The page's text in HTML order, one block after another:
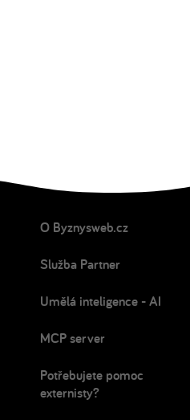
O Byznysweb.cz
Služba Partner
Umělá inteligence - AI
MCP server
Potřebujete pomoc
externisty?